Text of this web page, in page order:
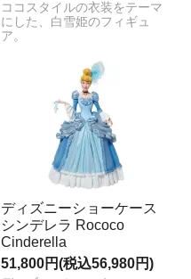
ココスタイルの衣装をテーマ
にした、白雪姫のフィギュ
ア。
ディズニーショーケース
シンデレラ Rococo
Cinderella
51,800円(税込56,980円)